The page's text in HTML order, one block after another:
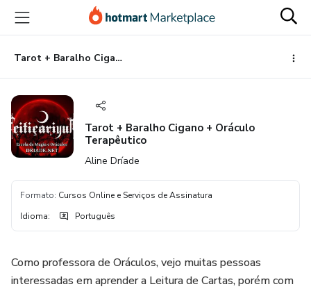
para
conteúdo
principal
para
pagamento
para
rodapé
Tarot + Baralho Cigano + Oráculo Terapêutico
Tarot + Baralho Cigano + Oráculo
Terapêutico
Aline Dríade
Formato: Cursos Online e Serviços de Assinatura
Idioma: Português
Como professora de Oráculos, vejo muitas pessoas
interessadas em aprender a Leitura de Cartas, porém com